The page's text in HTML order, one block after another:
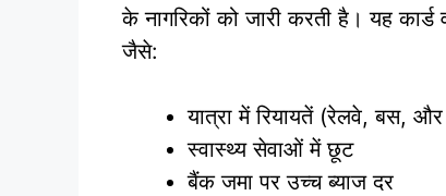
के नागरिकों को जारी करती है। यह कार्ड
जैसे:
यात्रा में रियायतें (रेलवे, बस,
स्वास्थ्य सेवाओं में छूट
बैंक जमा पर उच्च ब्याज दर